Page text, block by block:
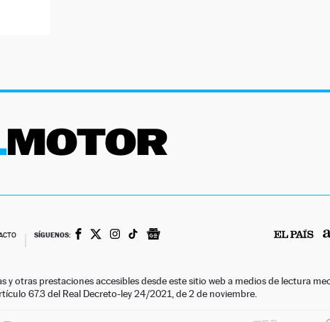
SÍGUENOS:
y otras prestaciones accesibles desde este sitio web a medios de lectura
67.3 del Real Decreto-ley 24/2021, de 2 de noviembre.